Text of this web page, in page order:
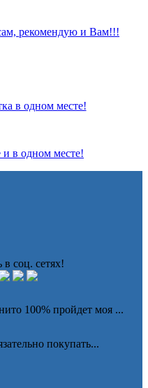
соц. сетях!
100% пройдет моя ...
покупать...